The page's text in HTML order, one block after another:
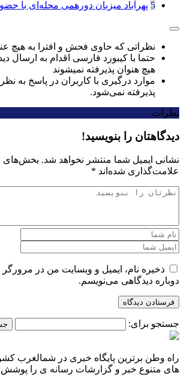
5 پهرآباد میزبان دورهمی محله‌ای با
نظراتی که حاوی فحش و افترا به هیچ
حتما با کیبورد فارسی اقدام به ارسال
هیچ هنوان پذیرفته نمیشوند
موارد درگیری با کاربران در پاسخ به
پذیرفته نمی‌شود.
نظرات
دیدگاهتان را بنویسید!
نشانی ایمیل شما منتشر نخواهد شد. بخش‌های
علامت‌گذاری شده‌اند *
ذخیره نام، ایمیل و وبسایت من در مرورگر
دوباره دیدگاهی می‌نویسم.
جستجو برای:
راه وطن برترین پایگاه خبری در شمالغرب
های متنوع خبر و گزارشات رسانه ی را پوشش